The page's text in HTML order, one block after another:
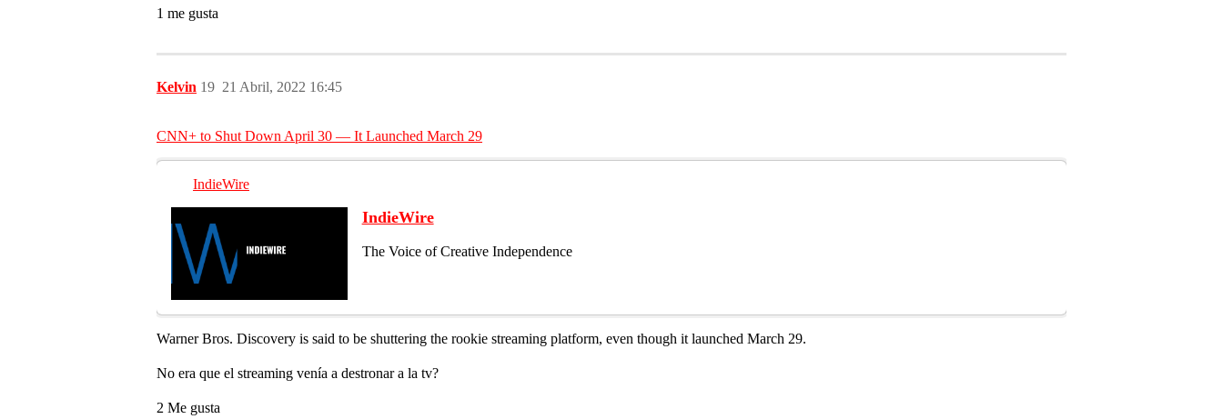
1 me gusta
Kelvin 21 Abril, 2022 16:45
19
CNN+ to Shut Down April 30 — It Launched March 29
IndieWire
IndieWire
The Voice of Creative Independence
Warner Bros. Discovery is said to be shuttering the rookie streaming platform, even though it launched March 29.
No era que el streaming venía a destronar a la tv?
2 Me gusta